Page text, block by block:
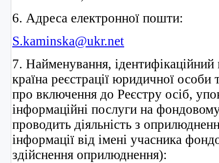
6. Адреса електронної пошти:
S.kaminska@ukr.net
7. Найменування,
країна реєстрації юридичної особи
про включення до Реєстру осіб,
інформаційні послуги на
проводить діяльність з
інформації від імені учасника
здійснення оприлюднення):